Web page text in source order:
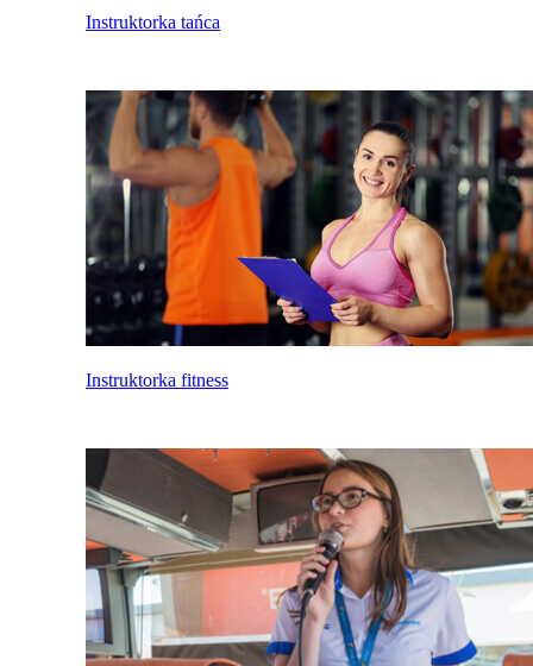
Instruktorka tańca
Instruktorka fitness